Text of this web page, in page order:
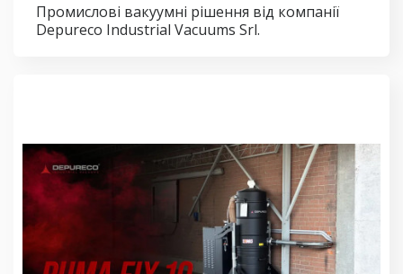
Промислові вакуумні рішення від компанії
Depureco Industrial Vacuums Srl.